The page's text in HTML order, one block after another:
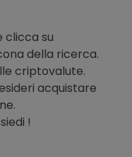
clicca su
della ricerca.
criptovalute.
acquistare
!